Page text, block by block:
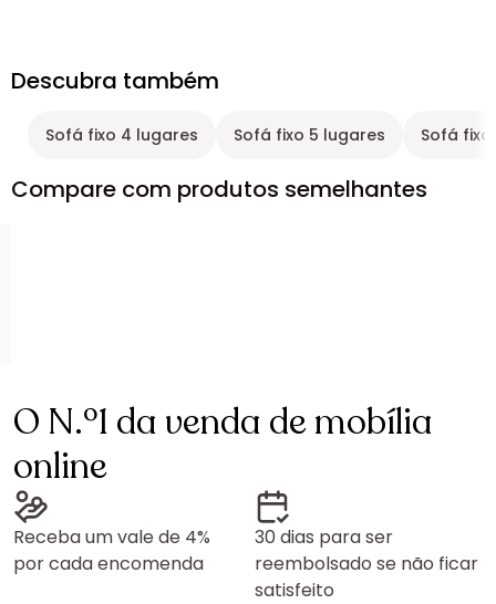
Descubra também
Sofá fixo 4 lugares Sofá fixo 5 lugares Sofá
Compare com produtos semelhantes
O N.º1 da venda de mobília
online
Receba um vale de 4%
por cada encomenda
30 dias para ser
reembolsado se não ficar
satisfeito